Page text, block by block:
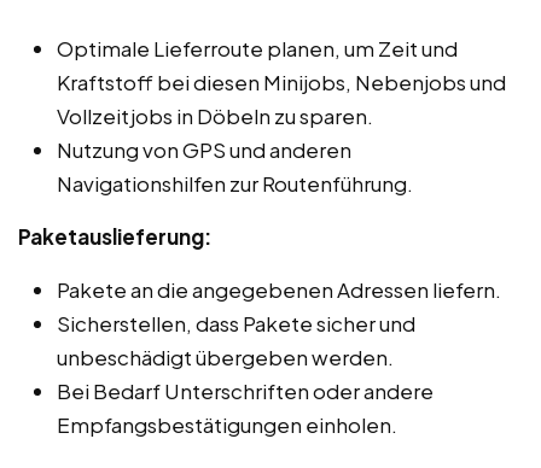
Optimale Lieferroute planen, um Zeit und
Kraftstoff bei diesen Minijobs, Nebenjobs und
Vollzeitjobs in Döbeln zu sparen.
Nutzung von GPS und anderen
Navigationshilfen zur Routenführung.
Paketauslieferung:
Pakete an die angegebenen Adressen liefern.
Sicherstellen, dass Pakete sicher und
unbeschädigt übergeben werden.
Bei Bedarf Unterschriften oder andere
Empfangsbestätigungen einholen.